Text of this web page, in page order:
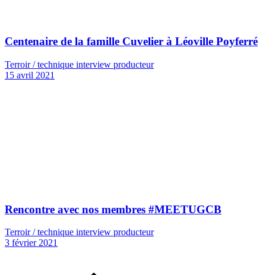
Centenaire de la famille Cuvelier à Léoville Poyferré
Terroir / technique interview producteur
15 avril 2021
Rencontre avec nos membres #MEETUGCB
Terroir / technique interview producteur
3 février 2021